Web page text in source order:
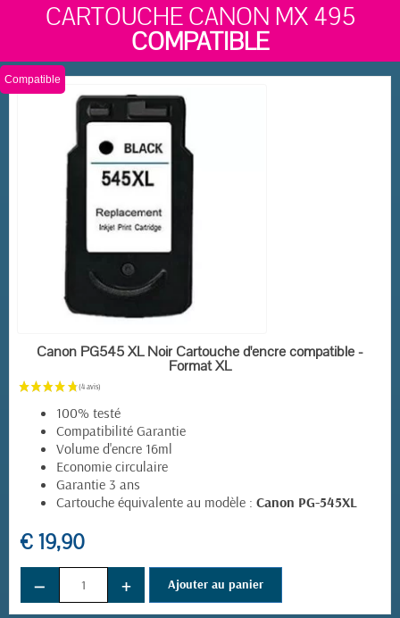
CARTOUCHE CANON MX 495
COMPATIBLE
EN STOCK
Compatible
Canon PG545 XL Noir Cartouche d'encre compatible -
Format XL
100% testé
Compatibilité Garantie
Volume d'encre 16ml
Economie circulaire
Garantie 3 ans
Cartouche équivalente au modèle : Canon PG-545XL
€ 19,90
− + Ajouter au panier